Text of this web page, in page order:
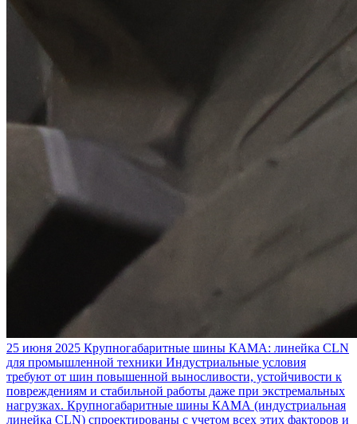
25 июня 2025 Крупногабаритные шины КАМА: линейка CLN
для промышленной техники Индустриальные условия
требуют от шин повышенной выносливости, устойчивости к
повреждениям и стабильной работы даже при экстремальных
нагрузках. Крупногабаритные шины КАМА (индустриальная
линейка CLN) спроектированы с учетом всех этих факторов и